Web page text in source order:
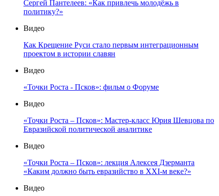
Сергей Пантелеев: «Как привлечь молодёжь в
политику?»
Видео
Как Крещение Руси стало первым интеграционным
проектом в истории славян
Видео
«Точки Роста - Псков»: фильм о Форуме
Видео
«Точки Роста – Псков»: Мастер-класс Юрия Шевцова по
Евразийской политической аналитике
Видео
«Точки Роста – Псков»: лекция Алексея Дзерманта
«Каким должно быть евразийство в XXI-м веке?»
Видео